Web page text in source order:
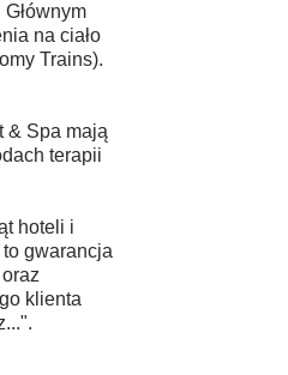
na ciało
Trains).
& Spa mają
terapii
hoteli i
gwarancja
klienta